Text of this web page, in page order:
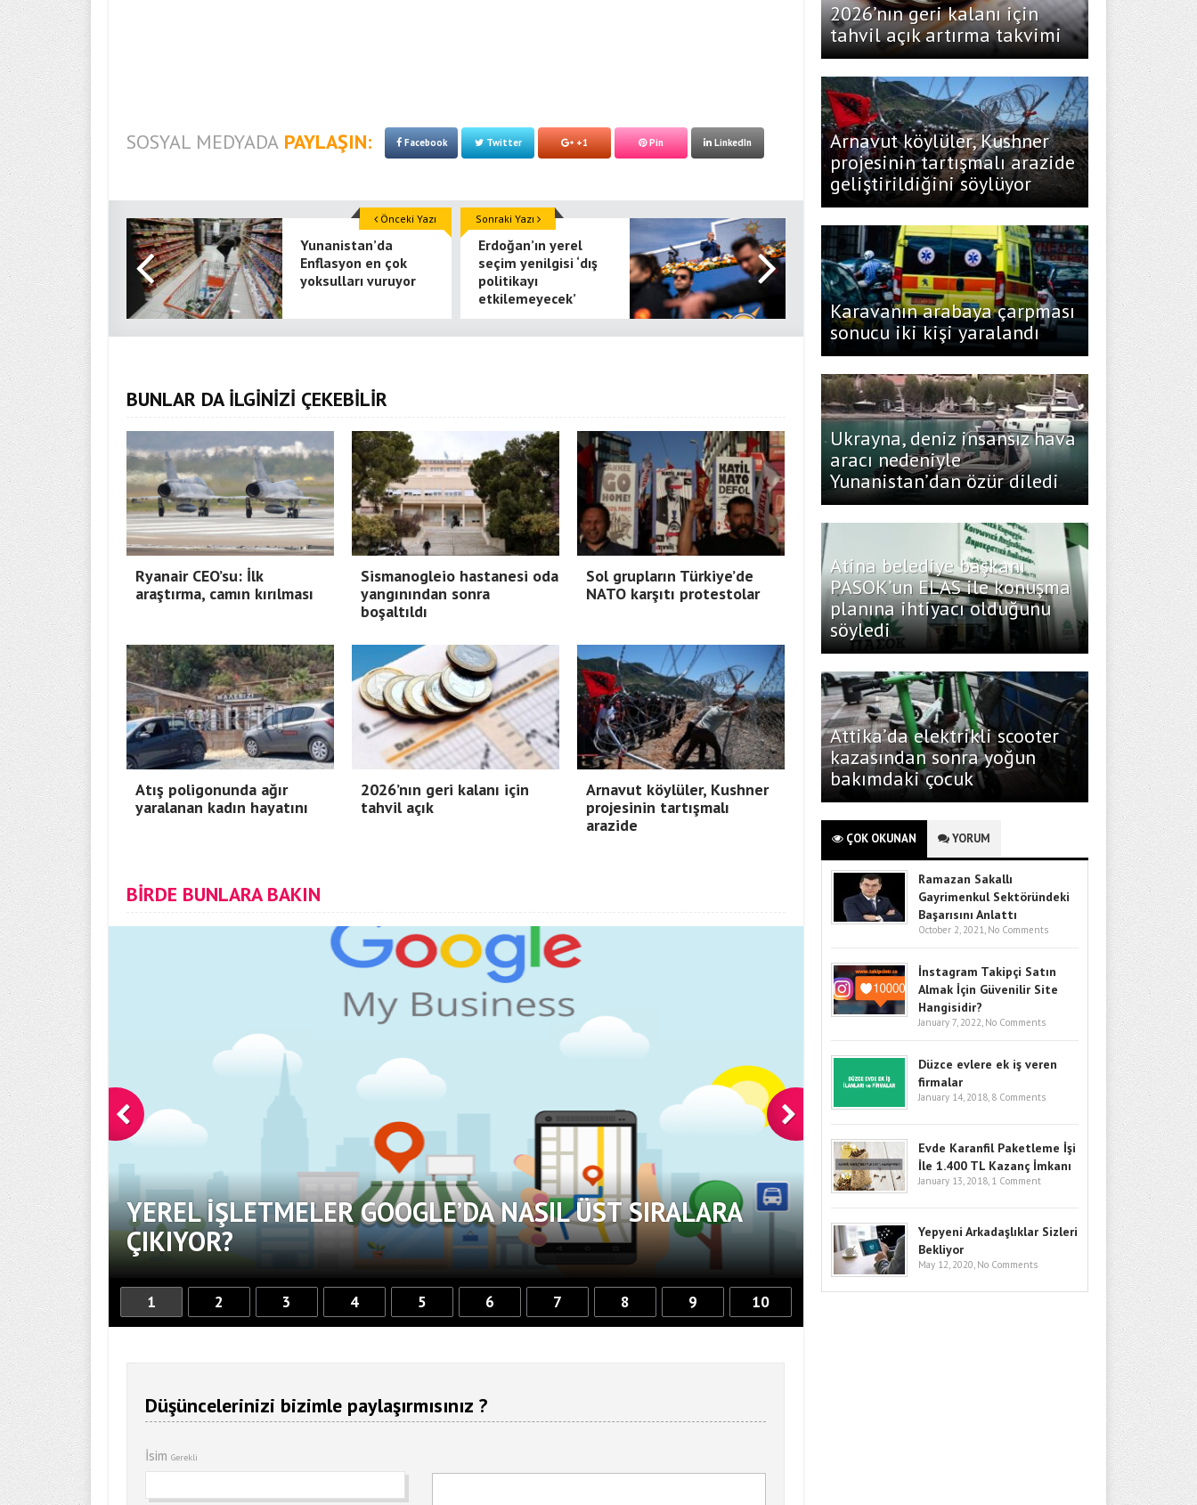
SOSYAL MEDYADA PAYLAŞIN: Facebook Twitter +1 Pin LinkedIn
Yunanistan’da
Enflasyon en çok
yoksulları vuruyor
Önceki Yazı
Erdoğan’ın yerel
seçim yenilgisi ‘dış
politikayı
etkilemeyecek’
Sonraki Yazı
BUNLAR DA İLGİNİZİ ÇEKEBİLİR
Ryanair CEO’su: İlk
araştırma, camın kırılması
Sismanogleio hastanesi oda
yangınından sonra
boşaltıldı
Sol grupların Türkiye’de
NATO karşıtı protestolar
Atış poligonunda ağır
yaralanan kadın hayatını
2026’nın geri kalanı için
tahvil açık
Arnavut köylüler, Kushner
projesinin tartışmalı
arazide
BİRDE BUNLARA BAKIN
YEREL İŞLETMELER GOOGLE’DA NASIL ÜST SIRALARA
ÇIKIYOR?
BITCOIN’DE GÖZLER KRITIK
GIRIŞLERI VE MAKRO RISKLER
1 2 3 4 5 6 7 8 9 10
Düşüncelerinizi bizimle paylaşırmısınız ?
İsim Gerekli
2026’nın geri kalanı için
tahvil açık artırma takvimi
Arnavut köylüler, Kushner
projesinin tartışmalı arazide
geliştirildiğini söylüyor
Karavanın arabaya çarpması
sonucu iki kişi yaralandı
Ukrayna, deniz insansız hava
aracı nedeniyle
Yunanistan’dan özür diledi
Atina belediye başkanı
PASOK’un ELAS ile konuşma
planına ihtiyacı olduğunu
söyledi
Attika’da elektrikli scooter
kazasından sonra yoğun
bakımdaki çocuk
ÇOK OKUNAN YORUM
Ramazan Sakallı
Gayrimenkul Sektöründeki
Başarısını Anlattı
October 2, 2021, No Comments
İnstagram Takipçi Satın
Almak İçin Güvenilir Site
Hangisidir?
January 7, 2022, No Comments
Düzce evlere ek iş veren
firmalar
January 14, 2018, 8 Comments
Evde Karanfil Paketleme İşi
İle 1.400 TL Kazanç İmkanı
January 13, 2018, 1 Comment
Yepyeni Arkadaşlıklar Sizleri
Bekliyor
May 12, 2020, No Comments